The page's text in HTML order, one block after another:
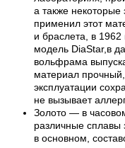
а также
применил этот
и браслета, в 1962
модель DiaStar,в
вольфрама
материал
эксплуатации
не вызывает
Золото — в
различные сплавы
в основном,